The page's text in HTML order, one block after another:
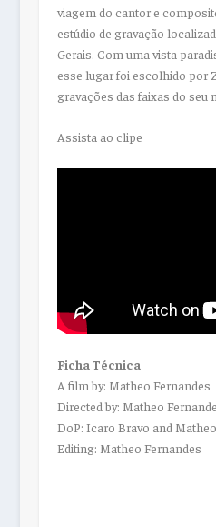
viagem do cantor e
estúdio de gravação
Gerais. Com uma vista
esse lugar foi escolhido por
gravações das faixas do seu
Assista ao clipe
Ficha Técnica
A film by: Matheo Fernandes
Directed by: Matheo
DoP: Icaro Bravo and
Editing: Matheo Fernandes